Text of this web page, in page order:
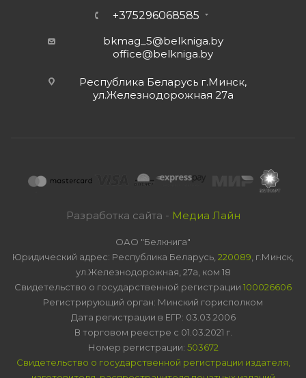
+375296068585
bkmag_5@belkniga.by
office@belkniga.by
Республика Беларусь г.Минск,
ул.Железнодорожная 27а
Разработка сайта - Медиа Лайн
ОАО "Белкнига"
Юридический адрес: Республика Беларусь, 220089 , г.Минск,
ул.Железнодорожная, 27а, ком 18
Свидетельство о государственной регистрации 100026606
Регистрирующий орган: Минский горисполком
Дата регистрации в ЕГР: 03.03.2006
В торговом реестре с 01.03.2021 г.
Номер регистрации: 503672
Свидетельство о государственной регистрации издателя,